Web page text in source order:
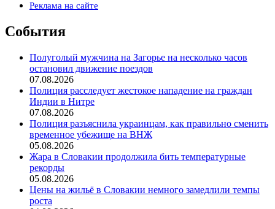
Реклама на сайте
События
Полуголый мужчина на Загорье на несколько часов
остановил движение поездов
07.08.2026
Полиция расследует жестокое нападение на граждан
Индии в Нитре
07.08.2026
Полиция разъяснила украинцам, как правильно сменить
временное убежище на ВНЖ
05.08.2026
Жара в Словакии продолжила бить температурные
рекорды
05.08.2026
Цены на жильё в Словакии немного замедлили темпы
роста